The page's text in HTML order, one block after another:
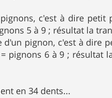
c'est à dire petit
5 à 9 ; résultat la
pignon, c'est à dire
pignons 6 à 9 ; résultat
en 34 dents...